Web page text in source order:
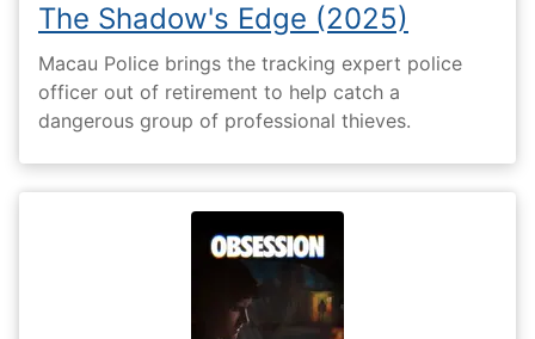
The Shadow's Edge (2025)
Macau Police brings the tracking expert police
officer out of retirement to help catch a
dangerous group of professional thieves.